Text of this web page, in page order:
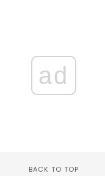
ad
BACK TO TOP